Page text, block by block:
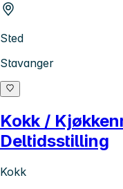
Sted
Stavanger
Kokk /
Deltidsstilling
Kokk